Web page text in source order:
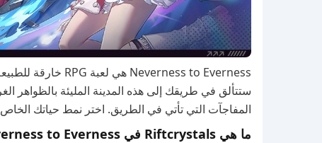
ستتألق في طريقك إلى هذه المدينة المليئة بالظواهر
المفاجآت التي تأتي في الطريق. اختر نمط حياتك
ما هي Riftcrystals في Neverness to Everness؟